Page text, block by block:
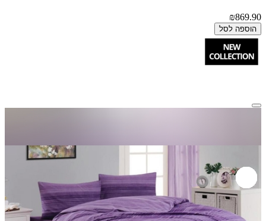
₪869.90
הוספה לסל